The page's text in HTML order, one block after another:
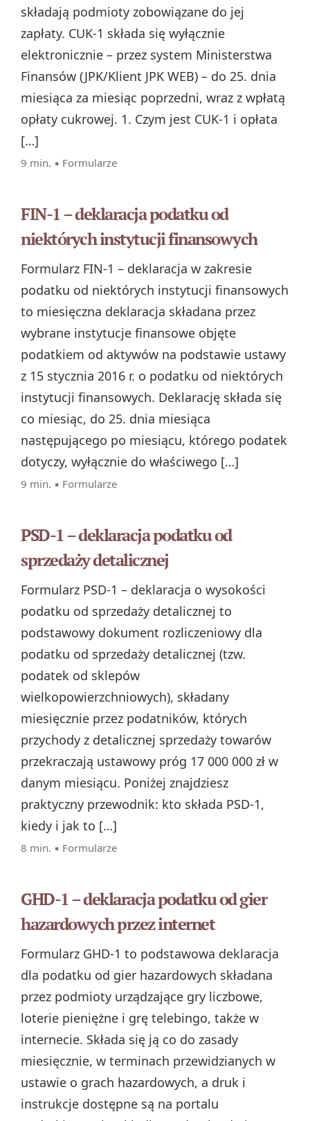
składają podmioty zobowiązane do jej
zapłaty. CUK‑1 składa się wyłącznie
elektronicznie – przez system Ministerstwa
Finansów (JPK/Klient JPK WEB) – do 25. dnia
miesiąca za miesiąc poprzedni, wraz z wpłatą
opłaty cukrowej. 1. Czym jest CUK‑1 i opłata
[…]
9 min. ▪ Formularze
FIN-1 – deklaracja podatku od
niektórych instytucji finansowych
Formularz FIN‑1 – deklaracja w zakresie
podatku od niektórych instytucji finansowych
to miesięczna deklaracja składana przez
wybrane instytucje finansowe objęte
podatkiem od aktywów na podstawie ustawy
z 15 stycznia 2016 r. o podatku od niektórych
instytucji finansowych. Deklarację składa się
co miesiąc, do 25. dnia miesiąca
następującego po miesiącu, którego podatek
dotyczy, wyłącznie do właściwego […]
9 min. ▪ Formularze
PSD-1 – deklaracja podatku od
sprzedaży detalicznej
Formularz PSD-1 – deklaracja o wysokości
podatku od sprzedaży detalicznej to
podstawowy dokument rozliczeniowy dla
podatku od sprzedaży detalicznej (tzw.
podatek od sklepów
wielkopowierzchniowych), składany
miesięcznie przez podatników, których
przychody z detalicznej sprzedaży towarów
przekraczają ustawowy próg 17 000 000 zł w
danym miesiącu. Poniżej znajdziesz
praktyczny przewodnik: kto składa PSD‑1,
kiedy i jak to […]
8 min. ▪ Formularze
GHD-1 – deklaracja podatku od gier
hazardowych przez internet
Formularz GHD-1 to podstawowa deklaracja
dla podatku od gier hazardowych składana
przez podmioty urządzające gry liczbowe,
loterie pieniężne i grę telebingo, także w
internecie. Składa się ją co do zasady
miesięcznie, w terminach przewidzianych w
ustawie o grach hazardowych, a druk i
instrukcje dostępne są na portalu